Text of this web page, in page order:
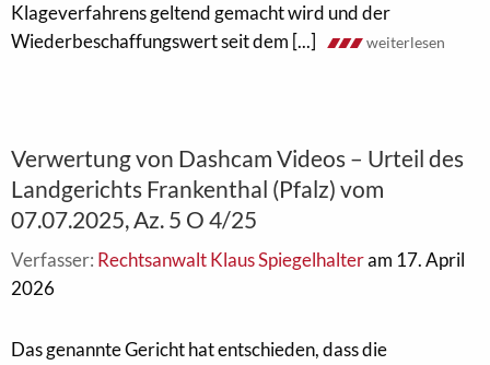
Klageverfahrens geltend gemacht wird und der
Wiederbeschaffungswert seit dem [...]
weiterlesen
Verwertung von Dashcam Videos – Urteil des
Landgerichts Frankenthal (Pfalz) vom
07.07.2025, Az. 5 O 4/25
Verfasser: Rechtsanwalt Klaus Spiegelhalteram 17. April
2026
Das genannte Gericht hat entschieden, dass die